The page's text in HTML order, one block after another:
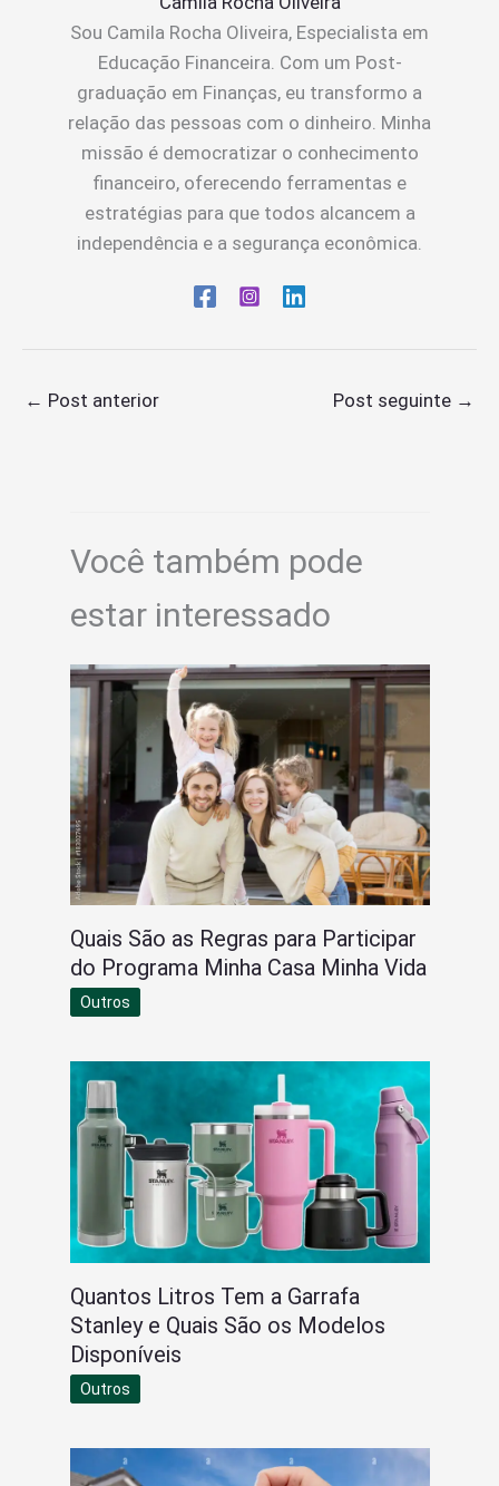
Sou Camila Rocha Oliveira, Especialista em
Educação Financeira. Com um Post-
graduação em Finanças, eu transformo a
relação das pessoas com o dinheiro. Minha
missão é democratizar o conhecimento
financeiro, oferecendo ferramentas e
estratégias para que todos alcancem a
independência e a segurança econômica.
← Post anterior Post seguinte →
Você também pode
estar interessado
Quais São as Regras para Participar
do Programa Minha Casa Minha Vida
Outros
Quantos Litros Tem a Garrafa
Stanley e Quais São os Modelos
Disponíveis
Outros